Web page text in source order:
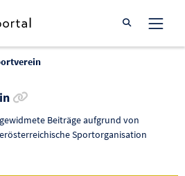
Suche öffnen
Beiträge aufgrund von
Sportorganisation